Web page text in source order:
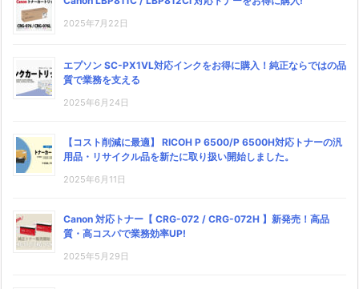
2025年7月22日
エプソン SC-PX1VL対応インクをお得に購入！純正ならではの品
質で業務を支える
2025年6月24日
【コスト削減に最適】 RICOH P 6500/P 6500H対応トナーの汎
用品・リサイクル品を新たに取り扱い開始しました。
2025年6月11日
Canon 対応トナー【 CRG-072 / CRG-072H 】新発売！高品
質・高コスパで業務効率UP!
2025年5月29日